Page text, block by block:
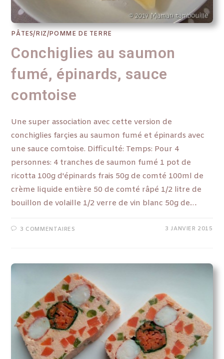
PÂTES/RIZ/POMME DE TERRE
Conchiglies au saumon
fumé, épinards, sauce
comtoise
Une super association avec cette version de
conchiglies farçies au saumon fumé et épinards avec
une sauce comtoise. Difficulté: Temps: Pour 4
personnes: 4 tranches de saumon fumé 1 pot de
ricotta 100g d'épinards frais 50g de comté 100ml de
crème liquide entière 50 de comté râpé 1/2 litre de
bouillon de volaille 1/2 verre de vin blanc 50g de…
3 COMMENTAIRES 3 JANVIER 2015